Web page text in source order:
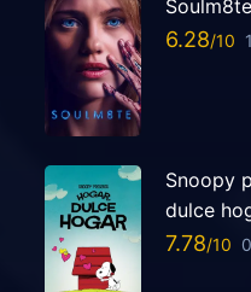
Soulm8te
6.28
Snoopy
dulce
7.78